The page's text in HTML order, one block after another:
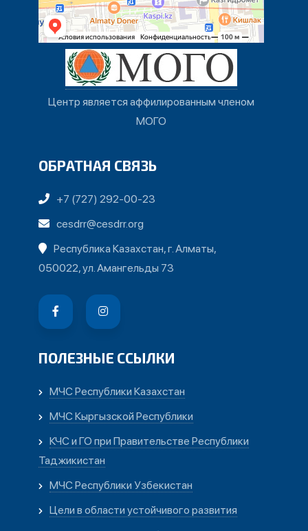
Центр является аффилированным членом
МОГО
ОБРАТНАЯ СВЯЗЬ
+7 (727) 292-00-23
cesdrr@cesdrr.org
Республика Казахстан, г. Алматы,
050022, ул. Амангельды 73
ПОЛЕЗНЫЕ ССЫЛКИ
МЧС Республики Казахстан
МЧС Кыргызской Республики
КЧС и ГО при Правительстве Республики
Таджикистан
МЧС Республики Узбекистан
Цели в области устойчивого развития